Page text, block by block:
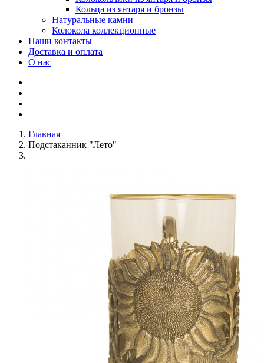
Кольца из янтаря и бронзы
Натуральные камни
Колокола коллекционные
Наши контакты
Доставка и оплата
О нас
Главная
Подстаканник "Лето"